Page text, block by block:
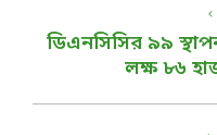
ডিএনসিসির ৯৯
লক্ষ ৮৬